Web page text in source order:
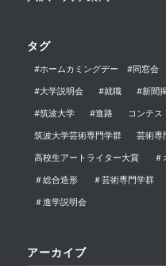
タグ
#ホームカミングデー #同窓会
#大学説明会
#就職 #新聞
#筑波大学
#進路 コンテス
筑波大学芸術専門学群
芸術専
高校生アートライター大賞
＃
＃総合造形
＃芸術専門学群
＃進学説明会
アーカイブ